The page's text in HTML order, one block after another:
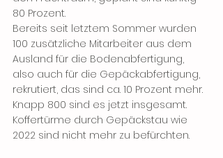
80 Prozent.
Bereits seit letztem Sommer wurden
100 zusätzliche Mitarbeiter aus dem
Ausland für die Bodenabfertigung,
also auch für die Gepäckabfertigung,
rekrutiert, das sind ca. 10 Prozent mehr.
Knapp 800 sind es jetzt insgesamt.
Koffertürme durch Gepäckstau wie
2022 sind nicht mehr zu befürchten.